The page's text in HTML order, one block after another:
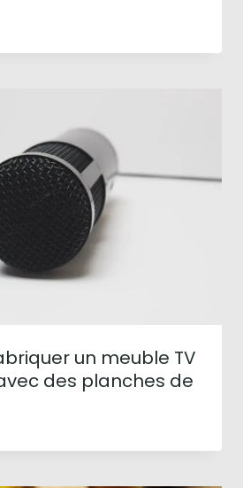
un meuble TV
des planches de